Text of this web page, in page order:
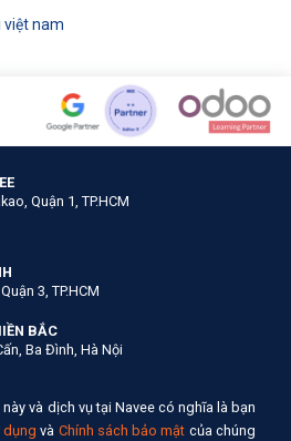
việt nam
Quận 1, TP.HCM
3, TP.HCM
BẮC
Ba Đình, Hà Nội
và dịch vụ tại Navee có nghĩa là bạn
dụng và Chính sách bảo mật của chúng